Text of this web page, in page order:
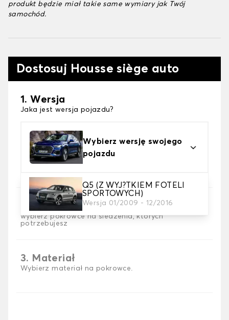
produkt będzie miał takie same wymiary jak Twój
samochód.
Dostosuj Housse siège auto
1. Wersja
Jaka jest wersja pojazdu?
Wybierz wersję swojego
pojazdu
Q5 (Z WYJ?TKIEM FOTELI
SPORTOWYCH)
Wersja 01/2009 - 12/2016
2. Wybór gry
wybierz pokrowce na siedzenia, których
potrzebujesz
3. Materiał
Wybierz materiał na pokrowce.